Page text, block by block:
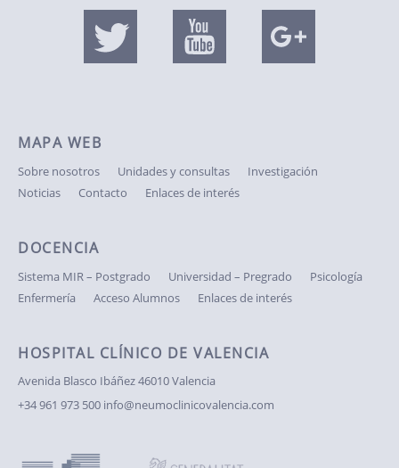
HOSPITAL CLÍNICO DE VALENCIA
Avenida Blasco Ibáñez46010 Valencia
+34 961 973 500 info@neumoclinicovalencia.com
MAPA WEB
Sobre nosotros Unidades y consultas
Investigación
Noticias
Contacto Enlaces de interés
DOCENCIA
Sistema MIR – Postgrado Universidad – Pregrado
Psicología
Enfermería
Acceso Alumnos Enlaces de interés